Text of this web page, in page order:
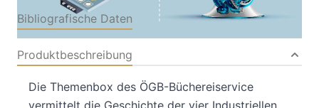
Bibliografische Daten
Produktbeschreibung
Die Themenbox des ÖGB-Büchereiservice
vermittelt die Geschichte der vier Industriellen